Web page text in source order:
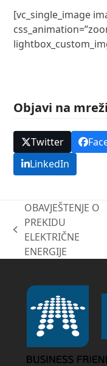
[vc_single_image
Objavi na mreži
Twitter
LinkedIn
previous
post:
OBAVJEŠTENJE O
PREKIDU
ELEKTRIČNE
ENERGIJE